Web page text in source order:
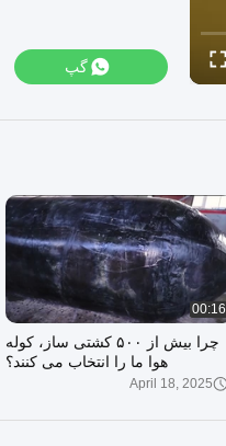
گپ
00:16
چرا بیش از ۵۰۰ کشتی ساز، کوله
هوا ما را انتخاب می کنند؟
April 18, 2025